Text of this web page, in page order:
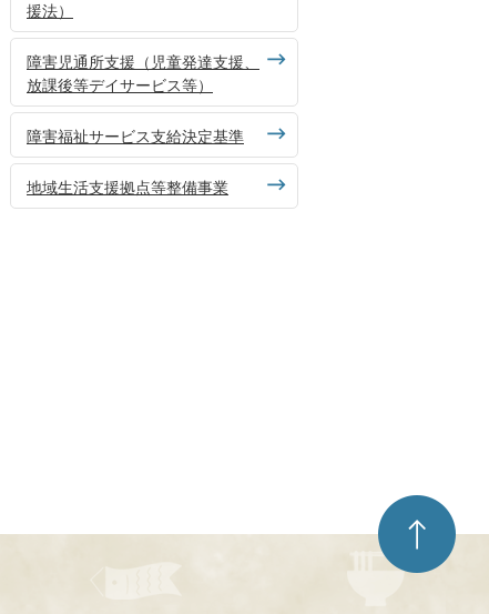
援法）
障害児通所支援（児童発達支援、
放課後等デイサービス等）
障害福祉サービス支給決定基準
地域生活支援拠点等整備事業
ペ
ー
ジ